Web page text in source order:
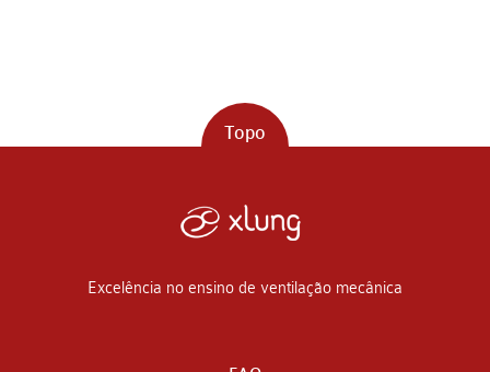
Topo
Excelência no ensino de ventilação mecânica